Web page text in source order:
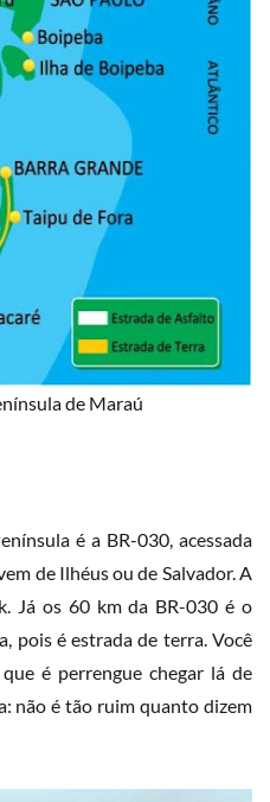
de Maraú
é a BR-030, acessada
de Ilhéus ou de Salvador. A
Já os 60 km da BR-030 é o
pois é estrada de terra. Você
é perrengue chegar lá de
não é tão ruim quanto dizem